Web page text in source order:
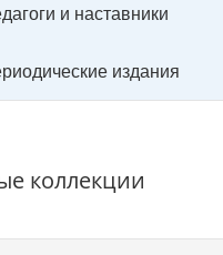
и наставники
издания
коллекции